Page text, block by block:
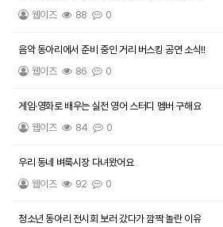
웹이즈
88 0
음악 동아리에서 준비 중인 거리 버스킹 공연 소식!!
웹이즈
86 0
게임·영화로 배우는 실전 영어 스터디 멤버 구해요
웹이즈
84 0
우리 동네 벼룩시장 다녀왔어요
웹이즈
92 0
청소년 동아리 전시회 보러 갔다가 깜짝 놀란 이유